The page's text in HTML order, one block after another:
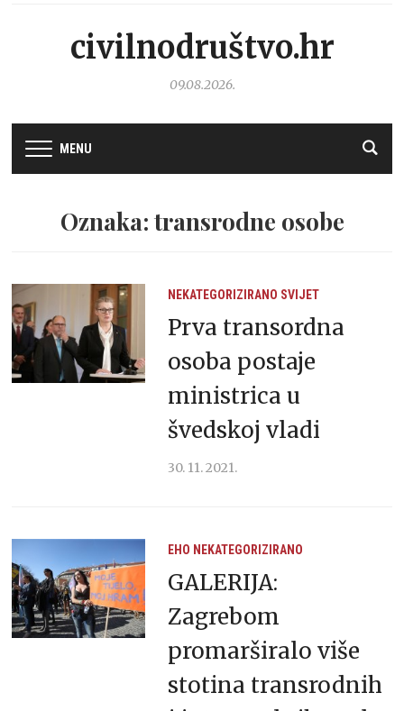
civilnodruštvo.hr
09.08.2026.
MENU
Oznaka: transrodne osobe
NEKATEGORIZIRANO SVIJET
Prva transordna
osoba postaje
ministrica u
švedskoj vladi
30. 11. 2021.
EHO NEKATEGORIZIRANO
GALERIJA:
Zagrebom
promarširalo više
stotina transrodnih